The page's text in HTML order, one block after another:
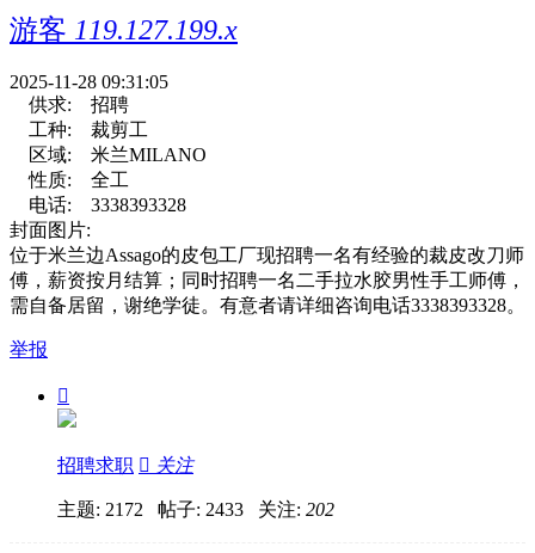
游客 119.127.199.x
2025-11-28 09:31:05
供求:
招聘
工种:
裁剪工
区域:
米兰MILANO
性质:
全工
电话:
3338393328
封面图片:
位于米兰边Assago的皮包工厂现招聘一名有经验的裁皮改刀师
傅，薪资按月结算；同时招聘一名二手拉水胶男性手工师傅，
需自备居留，谢绝学徒。有意者请详细咨询电话3338393328。
举报

招聘求职  关注
主题: 2172 帖子: 2433 关注: 202